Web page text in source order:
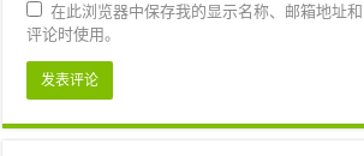
在此浏览器中保存我的显示名称、邮箱地址
评论时使用。